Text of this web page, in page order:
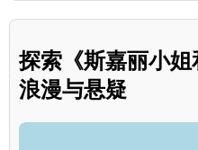
探索《斯嘉丽小
浪漫与悬疑